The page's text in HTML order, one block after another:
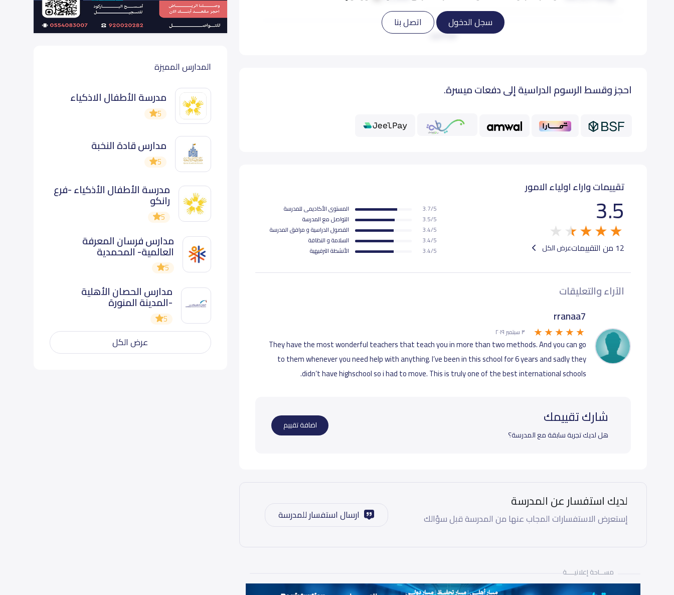
سجل الدخول
اتصل بنا
اقرأ المزيد
12,000
ثاني إبتدائي (Grade 2)
ثالث إبتدائي (Grade 3)
13,300
خامس إبتدائي (Grade 5)
سادس إبتدائي (Grade 6)
13,500
أول متوسط (Grade 7)
14,000
ثاني متوسط (Grade 8)
14,000
احجز وقسط الرسوم الدراسية إلى دفعات ميسرة.
تقييمات واراء اولياء الامور
3.5
12 من التقييمات عرض الكل
3.7/5
المستوى اﻷكاديمى للمدرسة
3.5/5
التواصل مع المدرسة
3.4/5
الفصول الدراسية و مرافق المدرسة
3.4/5
السلامة و النظافة
3.4/5
اﻷنشطة الترفيهية
الآراء والتعليقات
rranaa7
٣ سبتمبر ٢٠١٩
They have the most wonderful teachers that teach you in more than two methods. And you can go
to them whenever you need help with anything. I’ve been in this school for 6 years and sadly they
didn’t have highschool so i had to move. This is truly one of the best international schools.
شارك تقييمك
هل لديك تجربة سابقة مع المدرسة؟
اضافة تقييم
لديك استفسار عن المدرسة
إستعرض الاستفسارات المجاب عنها من المدرسة قبل سؤالك ارسال استفسار للمدرسة
مســـاحة إعلانيـــــة
المدارس المميزة
مدرسة الأطفال الاذكياء
5
مدارس قادة النخبة
5
مدرسة الأطفال الأذكياء -فرع
رانكو
5
مدارس فرسان المعرفة
العالمية- المحمدية
5
مدارس الحصان الأهلية
-المدينة المنورة
5
عرض الكل